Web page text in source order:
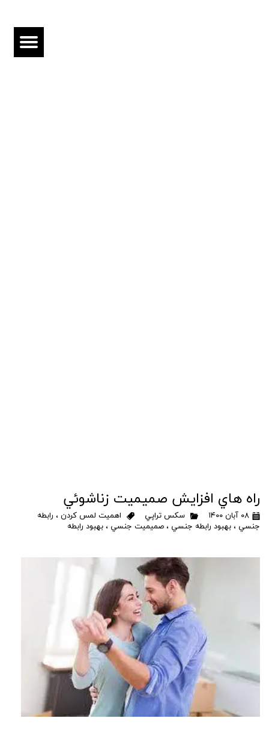
راه هاي افزايش صميميت زناشوئي
۰۸ آبان ۱۴۰۰ سكس تراپي اهميت لمس كردن ، رابطه
جنسي ، بهبود رابطه جنسي ، صميميت جنسي ، بهبود رابطه